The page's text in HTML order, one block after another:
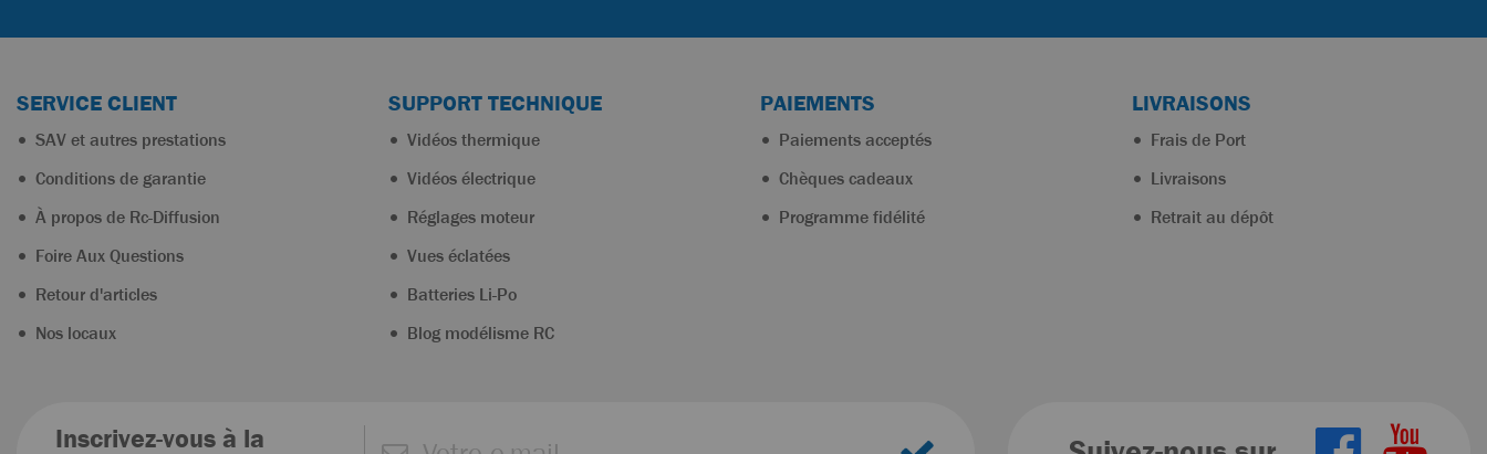
SERVICE CLIENT
SAV et autres prestations
Conditions de garantie
À propos de Rc-Diffusion
Foire Aux Questions
Retour d'articles
Nos locaux
SUPPORT TECHNIQUE
Vidéos thermique
Vidéos électrique
Réglages moteur
Vues éclatées
Batteries Li-Po
Blog modélisme RC
PAIEMENTS
Paiements acceptés
Chèques cadeaux
Programme fidélité
LIVRAISONS
Frais de Port
Livraisons
Retrait au dépôt
Inscrivez-vous à la